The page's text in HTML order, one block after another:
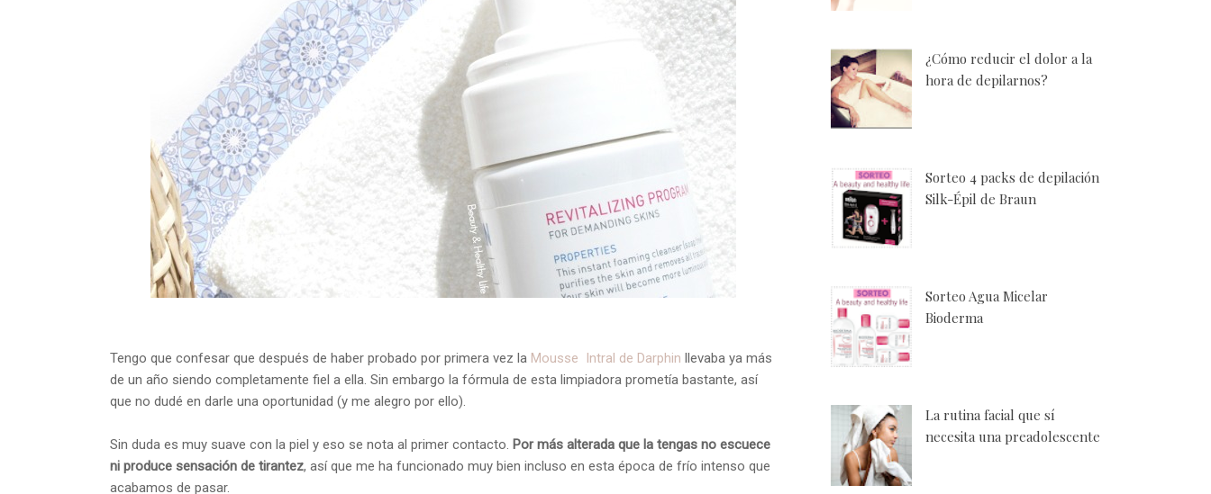
Tengo que confesar que después de haber probado por primera vez la Mousse Intral de Darphin llevaba ya más
de un año siendo completamente fiel a ella. Sin embargo la fórmula de esta limpiadora prometía bastante, así
que no dudé en darle una oportunidad (y me alegro por ello).
Sin duda es muy suave con la piel y eso se nota al primer contacto. Por más alterada que la tengas no escuece
ni produce sensación de tirantez, así que me ha funcionado muy bien incluso en esta época de frío intenso que
acabamos de pasar.
¿Cómo reducir el dolor a la
hora de depilarnos?
Sorteo 4 packs de depilación
Silk-Épil de Braun
Sorteo Agua Micelar
Bioderma
La rutina facial que sí
necesita una preadolescente